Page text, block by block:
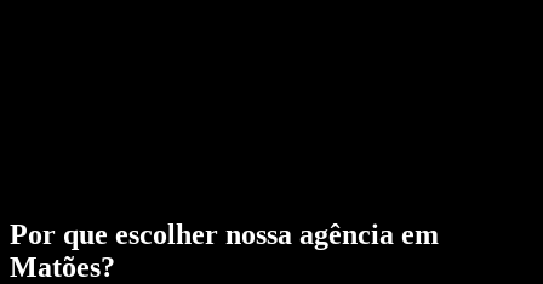
Por que escolher nossa agência em
Matões?